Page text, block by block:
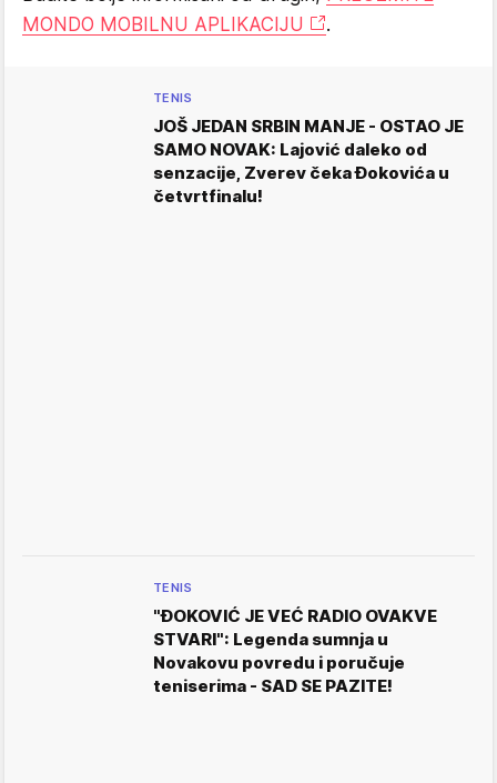
MONDO MOBILNU APLIKACIJU
.
TENIS
JOŠ JEDAN SRBIN MANJE - OSTAO JE
SAMO NOVAK: Lajović daleko od
senzacije, Zverev čeka Đokovića u
četvrtfinalu!
TENIS
"ĐOKOVIĆ JE VEĆ RADIO OVAKVE
STVARI": Legenda sumnja u
Novakovu povredu i poručuje
teniserima - SAD SE PAZITE!